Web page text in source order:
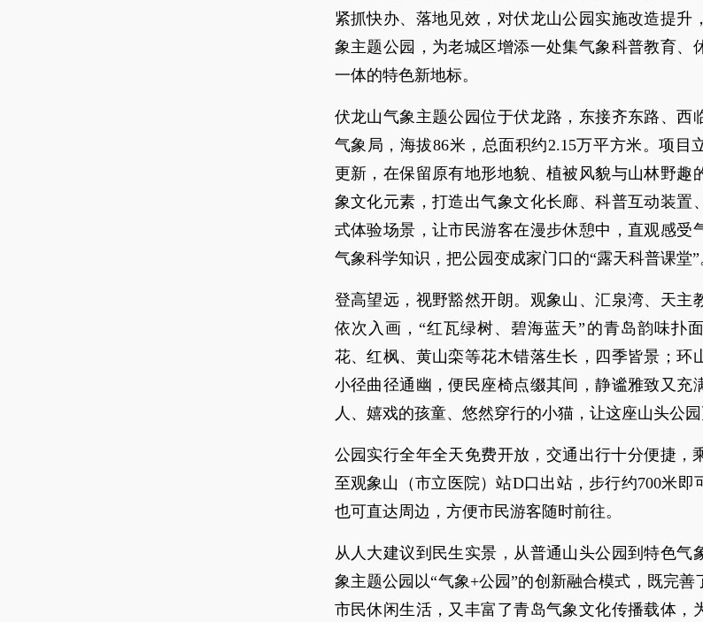
紧抓快办、落地见效，对伏龙山公园实施改造提升
象主题公园，为老城区增添一处集气象科普教育、
一体的特色新地标。
伏龙山气象主题公园位于伏龙路，东接齐东路、西
气象局，海拔86米，总面积约2.15万平方米。项目
更新，在保留原有地形地貌、植被风貌与山林野趣
象文化元素，打造出气象文化长廊、科普互动装置
式体验场景，让市民游客在漫步休憩中，直观感受
气象科学知识，把公园变成家门口的“露天科普课堂”
登高望远，视野豁然开朗。观象山、汇泉湾、天主
依次入画，“红瓦绿树、碧海蓝天”的青岛韵味扑
花、红枫、黄山栾等花木错落生长，四季皆景；环
小径曲径通幽，便民座椅点缀其间，静谧雅致又充
人、嬉戏的孩童、悠然穿行的小猫，让这座山头公园
公园实行全年全天免费开放，交通出行十分便捷，
至观象山（市立医院）站D口出站，步行约700米即
也可直达周边，方便市民游客随时前往。
从人大建议到民生实景，从普通山头公园到特色气
象主题公园以“气象+公园”的创新融合模式，既完善
市民休闲生活，又丰富了青岛气象文化传播载体，